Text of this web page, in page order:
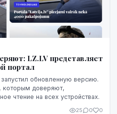
LZ.LV представляет
портал
обновленную версию.
которым доверяют,
чтение на всех устройствах.
25 0 0